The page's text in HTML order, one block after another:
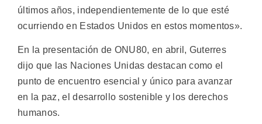
últimos años, independientemente de lo que esté
ocurriendo en Estados Unidos en estos momentos».
En la presentación de ONU80, en abril, Guterres
dijo que las Naciones Unidas destacan como el
punto de encuentro esencial y único para avanzar
en la paz, el desarrollo sostenible y los derechos
humanos.